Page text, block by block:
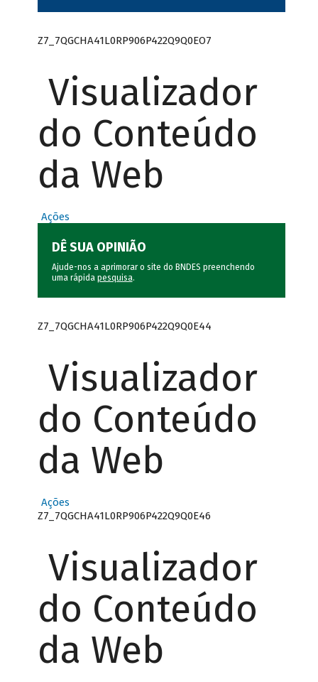
Z7_7QGCHA41L0RP906P422Q9Q0EO7
Visualizador
do Conteúdo
da Web
Ações
DÊ SUA OPINIÃO
Ajude-nos a aprimorar o site do BNDES preenchendo
uma rápida pesquisa.
Z7_7QGCHA41L0RP906P422Q9Q0E44
Visualizador
do Conteúdo
da Web
Ações
Z7_7QGCHA41L0RP906P422Q9Q0E46
Visualizador
do Conteúdo
da Web